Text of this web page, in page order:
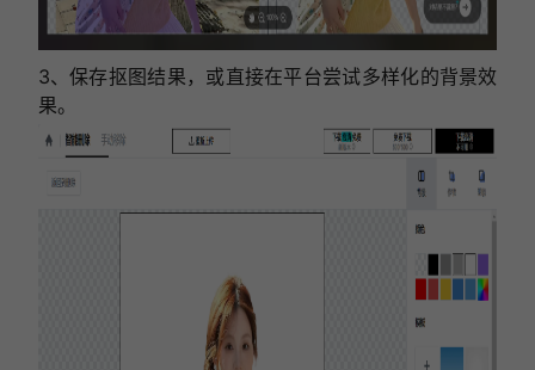
3、保存抠图结果，或直接在平台尝试多样化的背景效
果。